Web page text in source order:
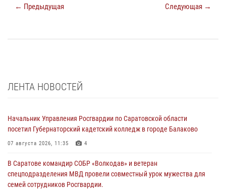
← Предыдущая Следующая →
ЛЕНТА НОВОСТЕЙ
Начальник Управления Росгвардии по Саратовской области
посетил Губернаторский кадетский колледж в городе Балаково
07 августа 2026, 11:35 4
В Саратове командир СОБР «Волкодав» и ветеран
спецподразделения МВД провели совместный урок мужества для
семей сотрудников Росгвардии.